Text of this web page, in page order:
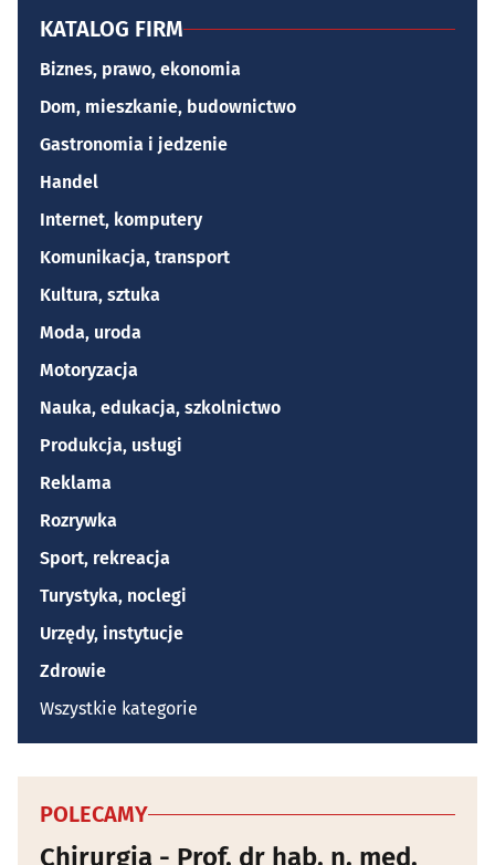
KATALOG FIRM
Biznes, prawo, ekonomia
Dom, mieszkanie, budownictwo
Gastronomia i jedzenie
Handel
Internet, komputery
Komunikacja, transport
Kultura, sztuka
Moda, uroda
Motoryzacja
Nauka, edukacja, szkolnictwo
Produkcja, usługi
Reklama
Rozrywka
Sport, rekreacja
Turystyka, noclegi
Urzędy, instytucje
Zdrowie
Wszystkie kategorie
POLECAMY
Chirurgia - Prof. dr hab. n. med.